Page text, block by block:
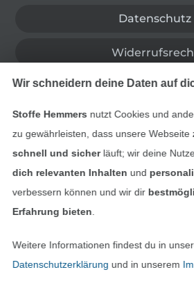
Datenschutz
Kontakt
Finde mehr
Wir schneidern deine Daten auf
Stoffe Hemmers nutzt Cookies und
zu gewährleisten, dass unsere Webseite
schnell und sicherläuft; wir deine
dich relevanten Inhalten und
verbessern können und wir dir
Erfahrung bieten
Weitere Informationen findest du in
Datenschutzerklärung und in unserem